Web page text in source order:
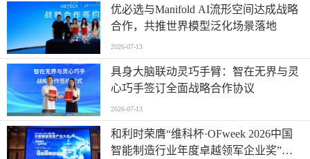
优必选与Manifold AI流形空间达成战略
合作，共推世界模型泛化场景落地
2026-07-13
具身大脑联动灵巧手臂：智在无界与灵
心巧手签订全面战略合作协议
2026-07-13
和利时荣膺“维科杯·OFweek 2026中国
智能制造行业年度卓越领军企业奖”，